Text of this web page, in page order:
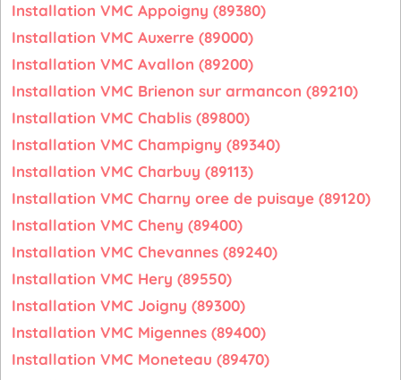
Installation VMC Appoigny (89380)
Installation VMC Auxerre (89000)
Installation VMC Avallon (89200)
Installation VMC Brienon sur armancon (89210)
Installation VMC Chablis (89800)
Installation VMC Champigny (89340)
Installation VMC Charbuy (89113)
Installation VMC Charny oree de puisaye (89120)
Installation VMC Cheny (89400)
Installation VMC Chevannes (89240)
Installation VMC Hery (89550)
Installation VMC Joigny (89300)
Installation VMC Migennes (89400)
Installation VMC Moneteau (89470)